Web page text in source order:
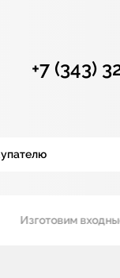
+7 (343)
входные и